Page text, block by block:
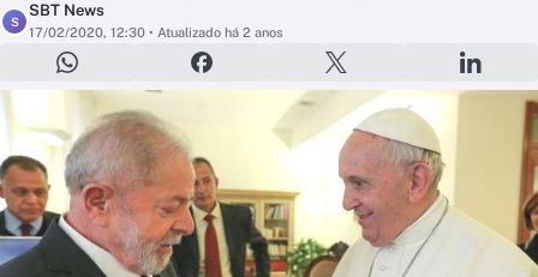
S
SBT News
17/02/2020, 12:30 • Atualizado há 2 anos